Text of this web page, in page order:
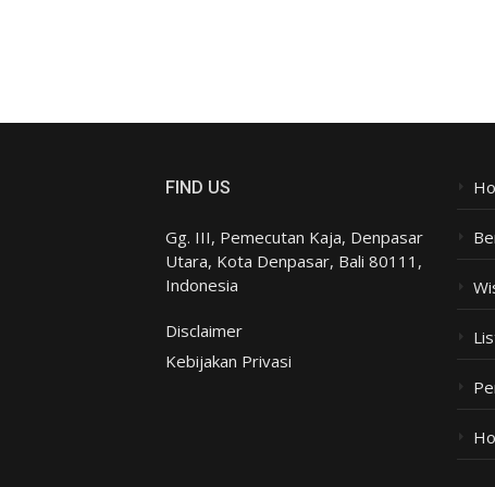
FIND US
Gg. III, Pemecutan Kaja, Denpasar
Utara, Kota Denpasar, Bali 80111,
Indonesia
Disclaimer
Kebijakan Privasi